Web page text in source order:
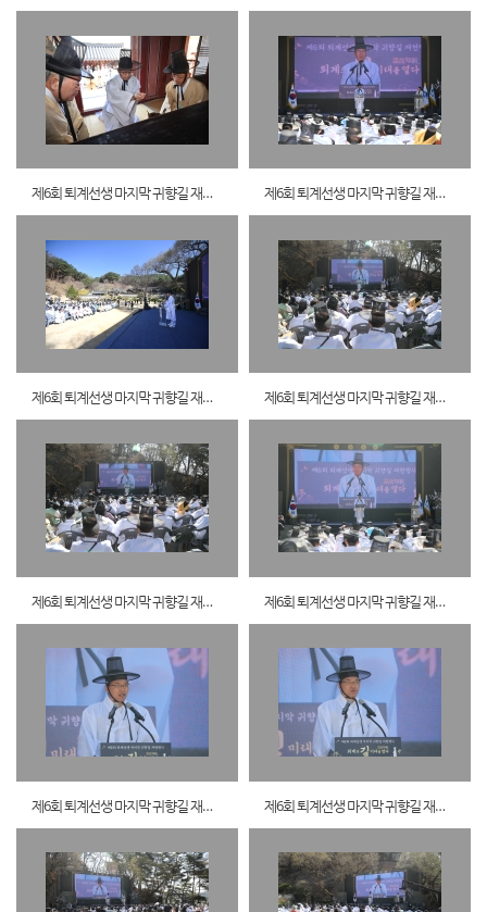
제6회 퇴계선생 마지막 귀향길 재현행사7 제6회 퇴계선생 마지막 귀향길 재현행사8
제6회 퇴계선생 마지막 귀향길 재현행사9 제6회 퇴계선생 마지막 귀향길 재현행사0
제6회 퇴계선생 마지막 귀향길 재현행사1 제6회 퇴계선생 마지막 귀향길 재현행사2
제6회 퇴계선생 마지막 귀향길 재현행사3 제6회 퇴계선생 마지막 귀향길 재현행사4